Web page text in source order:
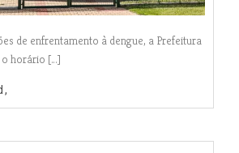
de enfrentamento à dengue, a Prefeitura
o horário […]